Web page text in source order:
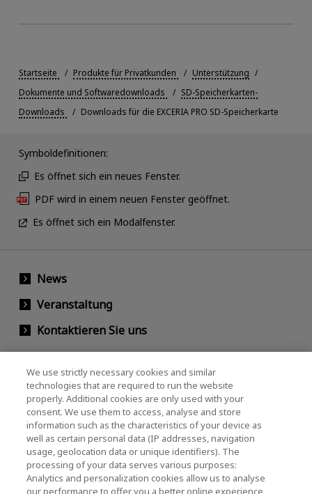
Startseite Produkte für Privatkunden
Unterstützung
Dokumente und Softwaredownloads
SD-Speicherkarten-
Downloads
Downloads für die EXCERIA PRO SD-Speicherkarte
Symboldefinitionen:
Es öffnet sich ein neues Fenster.
PDF wird in einem neuen Fenster geöffnet.
Es öffnet sich ein Modalfenster.
News
Veranstaltung
Kontaktieren Sie uns
KIOXIA Holdings Corporation
(Gesellschaftsrecht / Investor Relations)
KIOXIA Holdings Corporation Home
Investorenbeziehungen
We use strictly necessary cookies and similar
technologies that are required to run the website
properly. Additional cookies are only used with your
consent. We use them to access, analyse and store
information such as the characteristics of your device as
well as certain personal data (IP addresses, navigation
usage, geolocation data or unique identifiers). The
processing of your data serves various purposes:
Analytics and personalization cookies allow us to analyse
our performance to offer you a better online experience